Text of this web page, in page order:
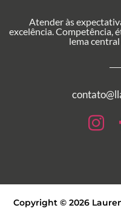
Atender às
excelência. Competência,
lema
Copyright © 2026